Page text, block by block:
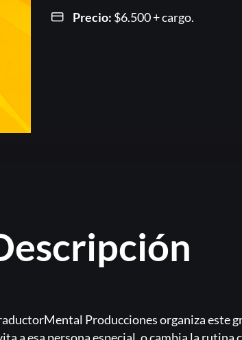
Precio: $6.500+ cargo.
Producciones organiza este
Acceder